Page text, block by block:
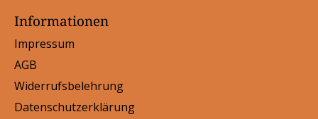
Informationen
Impressum
AGB
Widerrufsbelehrung
Datenschutzerklärung